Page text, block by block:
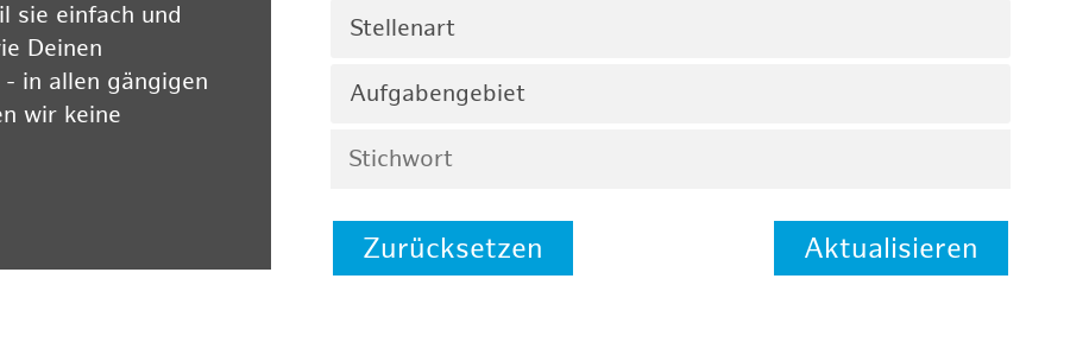
sie einfach und
Deinen
in allen gängigen
wir keine
Stellenart
Aufgabengebiet
Zurücksetzen Aktualisieren